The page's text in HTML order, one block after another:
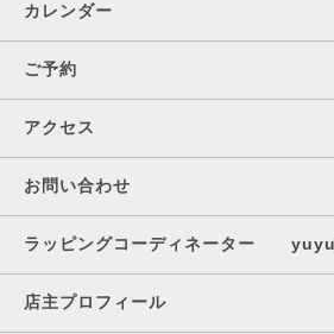
カレンダー
ご予約
アクセス
お問い合わせ
ラッピングコーディネーター
店主プロフィール